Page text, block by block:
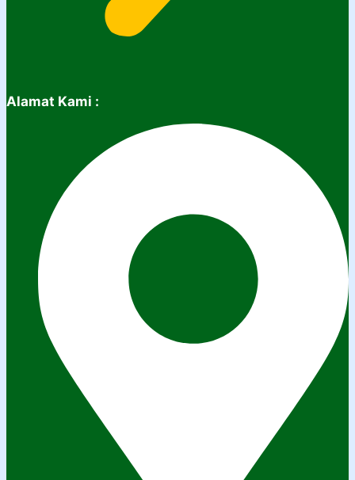
Alamat Kami :